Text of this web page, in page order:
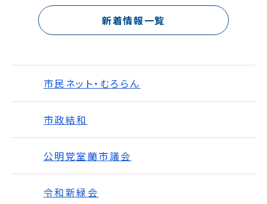
新着情報一覧
市民ネット・むろらん
市政結和
公明党室蘭市議会
令和新緑会